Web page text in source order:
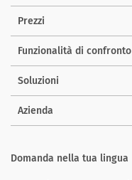
Prezzi
Funzionalità di confronto
Soluzioni
Azienda
Domanda nella tua lingua